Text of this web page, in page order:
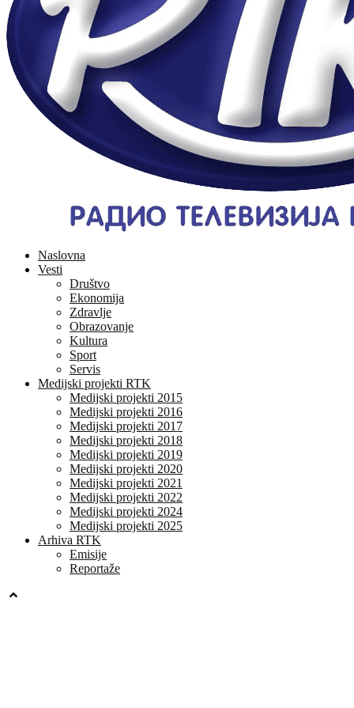
Naslovna
Vesti
Društvo
Ekonomija
Zdravlje
Obrazovanje
Kultura
Sport
Servis
Medijski projekti RTK
Medijski projekti 2015
Medijski projekti 2016
Medijski projekti 2017
Medijski projekti 2018
Medijski projekti 2019
Medijski projekti 2020
Medijski projekti 2021
Medijski projekti 2022
Medijski projekti 2024
Medijski projekti 2025
Arhiva RTK
Emisije
Reportaže